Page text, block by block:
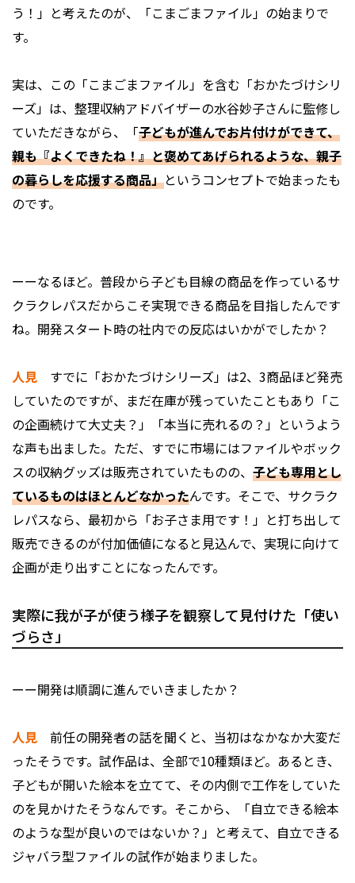
う！」と考えたのが、「こまごまファイル」の始まりで
す。
実は、この「こまごまファイル」を含む「おかたづけシリ
ーズ」は、整理収納アドバイザーの水谷妙子さんに監修し
ていただきながら、「子どもが進んでお片付けができて、
親も『よくできたね！』と褒めてあげられるような、親子
の暮らしを応援する商品」というコンセプトで始まったも
のです。
ーーなるほど。普段から子ども目線の商品を作っているサ
クラクレパスだからこそ実現できる商品を目指したんです
ね。開発スタート時の社内での反応はいかがでしたか？
人見 すでに「おかたづけシリーズ」は2、3商品ほど発売
していたのですが、まだ在庫が残っていたこともあり「こ
の企画続けて大丈夫？」「本当に売れるの？」というよう
な声も出ました。ただ、すでに市場にはファイルやボック
スの収納グッズは販売されていたものの、 子ども専用とし
ているものはほとんどなかったんです。そこで、サクラク
レパスなら、最初から「お子さま用です！」と打ち出して
販売できるのが付加価値になると見込んで、実現に向けて
企画が走り出すことになったんです。
実際に我が子が使う様子を観察して見付けた「使い
づらさ」
ーー開発は順調に進んでいきましたか？
人見 前任の開発者の話を聞くと、当初はなかなか大変だ
ったそうです。試作品は、全部で10種類ほど。あるとき、
子どもが開いた絵本を立てて、その内側で工作をしていた
のを見かけたそうなんです。そこから、「自立できる絵本
のような型が良いのではないか？」と考えて、自立できる
ジャバラ型ファイルの試作が始まりました。